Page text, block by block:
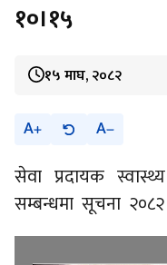
१०।१५
१५ माघ, २०८२
A A
सेवा प्रदायक
सम्बन्धमा सूचना